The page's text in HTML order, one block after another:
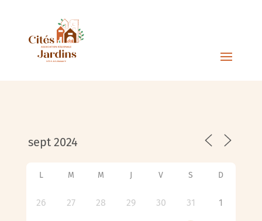
L M M J V S D
26 27 28 29 30 31 1